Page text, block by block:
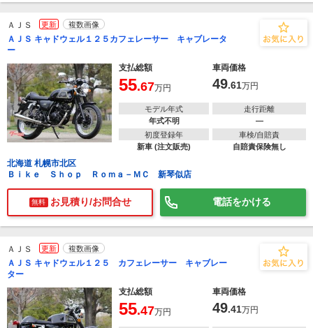
ＡＪＳ 更新 複数画像
ＡＪＳ キャドウェル１２５カフェレーサー キャブレータ
ー
支払総額
車両価格
55.67万円 49.61万円
モデル年式
年式不明
走行距離
―
初度登録年
新車 (注文販売)
車検/自賠責
自賠責保険無し
北海道 札幌市北区
Ｂｉｋｅ Ｓｈｏｐ Ｒｏｍａ－ＭＣ 新琴似店
無料 お見積り/お問合せ 電話をかける
ＡＪＳ 更新 複数画像
ＡＪＳ キャドウェル１２５ カフェレーサー キャブレー
ター
支払総額
車両価格
55.47万円 49.41万円